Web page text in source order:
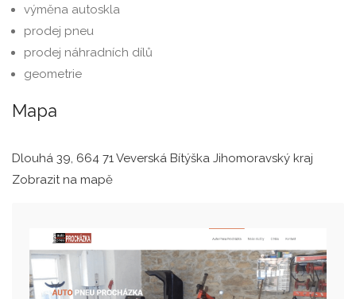
výměna autoskla
prodej pneu
prodej náhradních dílů
geometrie
Mapa
Dlouhá 39, 664 71 Veverská Bítýška Jihomoravský kraj
Zobrazit na mapě